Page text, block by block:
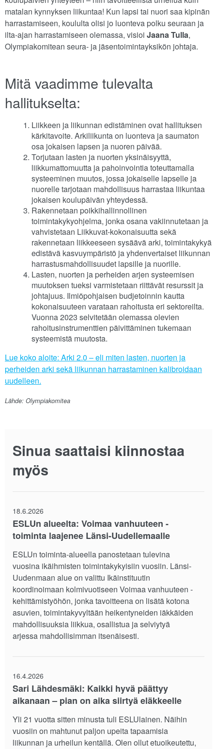
matalan kynnyksen liikuntaa! Kun lapsi tai nuori saa kipinän
harrastamiseen, koululta olisi jo luonteva polku seuraan ja
ilta-ajan harrastamiseen olemassa, visioi Jaana Tulla,
Olympiakomitean seura- ja jäsentoimintayksikön johtaja.
Mitä vaadimme tulevalta
hallitukselta:
Liikkeen ja liikunnan edistäminen ovat hallituksen
kärkitavoite. Arkiliikunta on luonteva ja saumaton
osa jokaisen lapsen ja nuoren päivää.
Torjutaan lasten ja nuorten yksinäisyyttä,
liikkumattomuutta ja pahoinvointia toteuttamalla
systeeminen muutos, jossa jokaiselle lapselle ja
nuorelle tarjotaan mahdollisuus harrastaa liikuntaa
jokaisen koulupäivän yhteydessä.
Rakennetaan poikkihallinnollinen
toimintakykyohjelma, jonka osana vakiinnutetaan ja
vahvistetaan Liikkuvat-kokonaisuutta sekä
rakennetaan liikkeeseen sysäävä arki, toimintakykyä
edistävä kasvuympäristö ja yhdenvertaiset liikunnan
harrastusmahdollisuudet lapsille ja nuorille.
Lasten, nuorten ja perheiden arjen systeemisen
muutoksen tueksi varmistetaan riittävät resurssit ja
johtajuus. Ilmiöpohjaisen budjetoinnin kautta
kokonaisuuteen varataan rahoitusta eri sektoreilta.
Vuonna 2023 selvitetään olemassa olevien
rahoitusinstrumenttien päivittäminen tukemaan
systeemistä muutosta.
Lue koko aloite: Arki 2.0 – eli miten lasten, nuorten ja
perheiden arki sekä liikunnan harrastaminen kalibroidaan
uudelleen.
Lähde: Olympiakomitea
Sinua saattaisi kiinnostaa
myös
18.6.2026
ESLUn alueelta: Voimaa vanhuuteen -
toiminta laajenee Länsi-Uudellemaalle
ESLUn toiminta-alueella panostetaan tulevina
vuosina ikäihmisten toimintakykyisiin vuosiin. Länsi-
Uudenmaan alue on valittu Ikäinstituutin
koordinoimaan kolmivuotiseen Voimaa vanhuuteen -
kehittämistyöhön, jonka tavoitteena on lisätä kotona
asuvien, toimintakyvyltään heikentyneiden iäkkäiden
mahdollisuuksia liikkua, osallistua ja selviytyä
arjessa mahdollisimman itsenäisesti.
16.4.2026
Sari Lähdesmäki: Kaikki hyvä päättyy
aikanaan – pian on aika siirtyä eläkkeelle
Yli 21 vuotta sitten minusta tuli ESLUlainen. Näihin
vuosiin on mahtunut paljon upeita tapaamisia
liikunnan ja urheilun kentällä. Olen ollut etuoikeutettu,